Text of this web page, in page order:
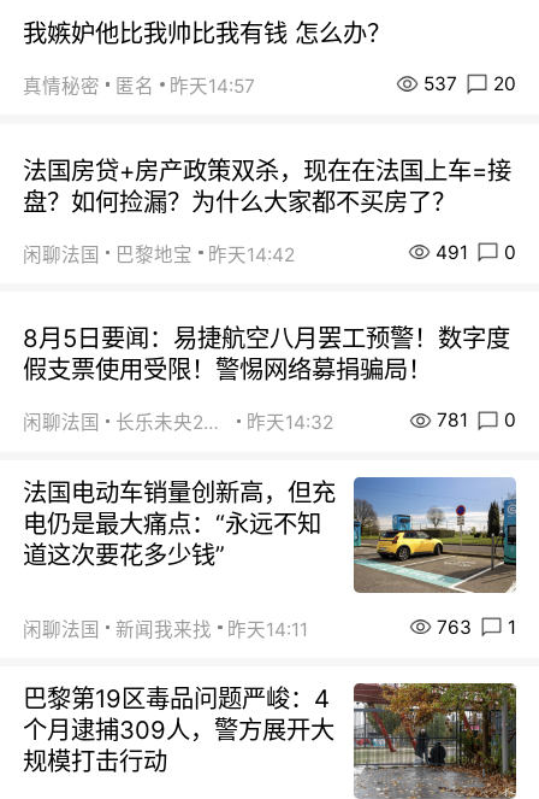
我嫉妒他比我帅比我有钱 怎么办？
真情秘密 匿名 昨天14:57 537 20
法国房贷+房产政策双杀，现在在法国上车=接
盘？如何捡漏？为什么大家都不买房了？
闲聊法国 巴黎地宝 昨天14:42 491 0
8月5日要闻：易捷航空八月罢工预警！数字度
假支票使用受限！警惕网络募捐骗局！
闲聊法国 长乐未央2015 昨天14:32 781 0
法国电动车销量创新高，但充
电仍是最大痛点：“永远不知
道这次要花多少钱”
闲聊法国 新闻我来找 昨天14:11 763 1
巴黎第19区毒品问题严峻：4
个月逮捕309人，警方展开大
规模打击行动